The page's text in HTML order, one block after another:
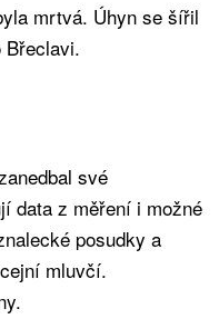
mrtvá. Úhyn se šířil
Břeclavi.
své
data z měření i možné
posudky a
mluvčí.